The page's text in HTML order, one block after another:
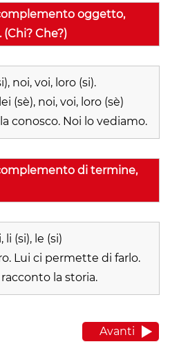
oggetto,
Che?)
noi, voi, loro (si).
(sè), noi, voi, loro (sè)
conosco. Noi lo vediamo.
di termine,
li (si), le (si)
Lui ci permette di farlo.
la storia.
Avanti